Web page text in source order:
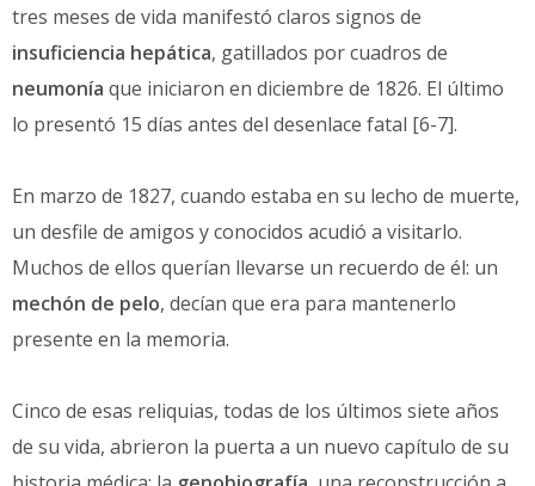
tres meses de vida manifestó claros signos de
insuficiencia hepática, gatillados por cuadros de
neumonía que iniciaron en diciembre de 1826. El último
lo presentó 15 días antes del desenlace fatal [6-7].
En marzo de 1827, cuando estaba en su lecho de muerte,
un desfile de amigos y conocidos acudió a visitarlo.
Muchos de ellos querían llevarse un recuerdo de él: un
mechón de pelo, decían que era para mantenerlo
presente en la memoria.
Cinco de esas reliquias, todas de los últimos siete años
de su vida, abrieron la puerta a un nuevo capítulo de su